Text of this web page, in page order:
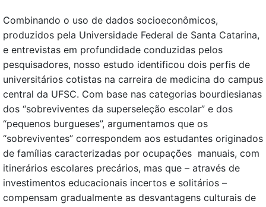
Combinando o uso de dados socioeconômicos,
produzidos pela Universidade Federal de Santa Catarina,
e entrevistas em profundidade conduzidas pelos
pesquisadores, nosso estudo identificou dois perfis de
universitários cotistas na carreira de medicina do campus
central da UFSC. Com base nas categorias bourdiesianas
dos “sobreviventes da superseleção escolar” e dos
“pequenos burgueses”, argumentamos que os
“sobreviventes” correspondem aos estudantes originados
de famílias caracterizadas por ocupações manuais, com
itinerários escolares precários, mas que – através de
investimentos educacionais incertos e solitários –
compensam gradualmente as desvantagens culturais de